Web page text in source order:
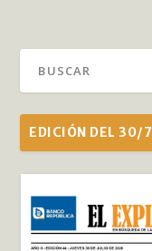
EDICIÓN DEL 30/